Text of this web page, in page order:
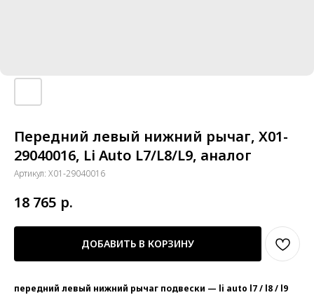
Передний левый нижний рычаг, X01-
29040016, Li Auto L7/L8/L9, аналог
Артикул: X01-29040016
18 765 р.
ДОБАВИТЬ В КОРЗИНУ
передний левый нижний рычаг подвески — li auto l7 / l8 / l9